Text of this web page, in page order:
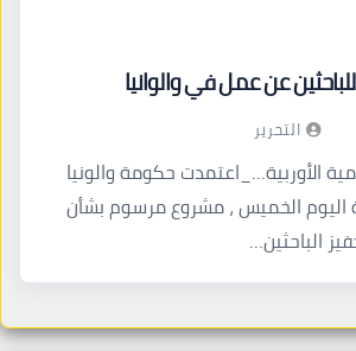
التحرير
الأوربية…_اعتمدت حكومة والونيا
اليوم الخميس ، مشروع مرسوم بشأن
الباحثين…